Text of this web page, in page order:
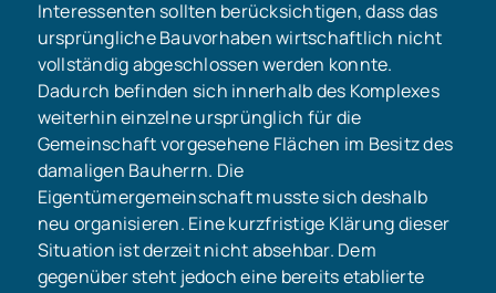
Interessenten sollten berücksichtigen, dass das
ursprüngliche Bauvorhaben wirtschaftlich nicht
vollständig abgeschlossen werden konnte.
Dadurch befinden sich innerhalb des Komplexes
weiterhin einzelne ursprünglich für die
Gemeinschaft vorgesehene Flächen im Besitz des
damaligen Bauherrn. Die
Eigentümergemeinschaft musste sich deshalb
neu organisieren. Eine kurzfristige Klärung dieser
Situation ist derzeit nicht absehbar. Dem
gegenüber steht jedoch eine bereits etablierte